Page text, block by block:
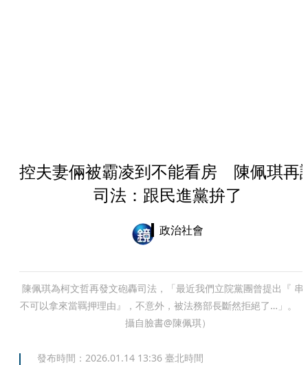
控夫妻倆被霸凌到不能看房 陳佩琪再
司法：跟民進黨拚了
政治社會
陳佩琪為柯文哲再發文砲轟司法，「最近我們立院黨團曾提出『 串
不可以拿來當羈押理由』，不意外，被法務部長斷然拒絕了…」。
攝自臉書@陳佩琪）
發布時間： 2026.01.14 13:36 臺北時間